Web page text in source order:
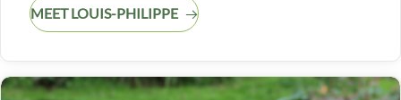
MEET LOUIS-PHILIPPE